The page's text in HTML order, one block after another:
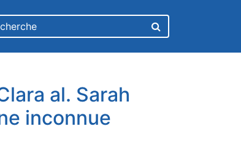
al. Sarah
inconnue